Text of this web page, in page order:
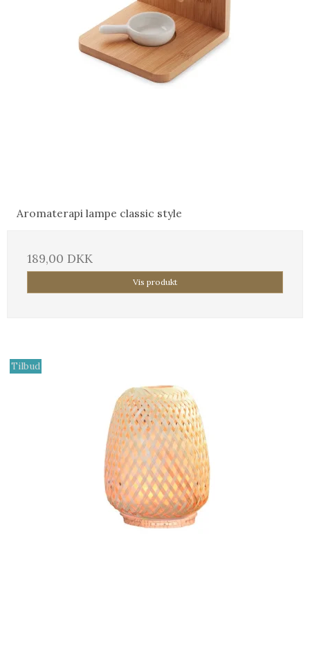
Aromaterapi lampe classic style
189,00 DKK
Vis produkt
Tilbud